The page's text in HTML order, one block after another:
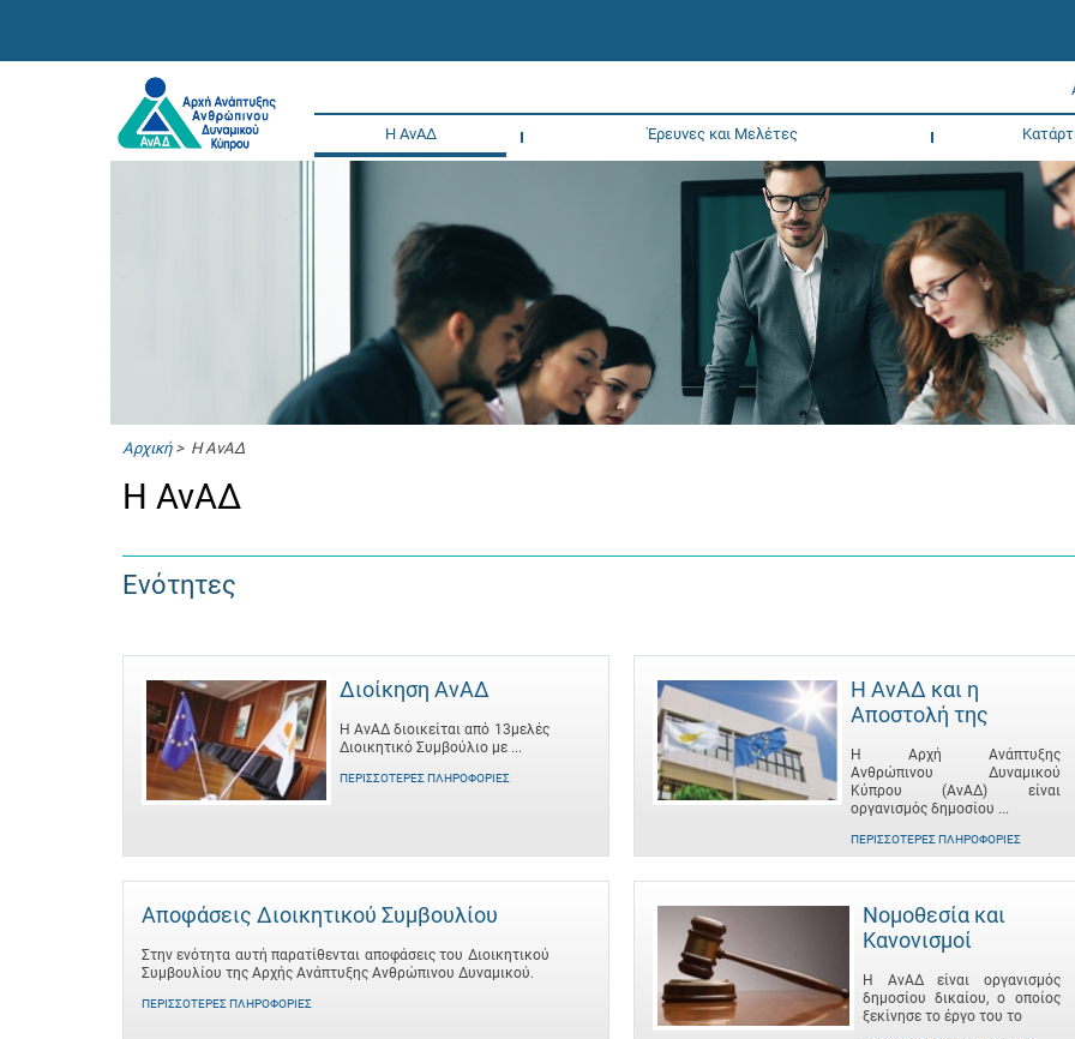
Η ΑνΑΔ Έρευνες και Μελέτες
Αρχική> Η ΑνΑΔ
Η ΑνΑΔ
Ενότητες
Διοίκηση ΑνΑΔ
Η ΑνΑΔ διοικείται από 13μελές
Διοικητικό Συμβούλιο με ...
ΠΕΡΙΣΣΌΤΕΡΕΣ ΠΛΗΡΟΦΟΡΊΕΣ
Η ΑνΑΔ και η
Αποστολή της
Η Αρχή Ανάπτυξης
Ανθρώπινου Δυναμικού
Κύπρου (ΑνΑΔ) είναι
οργανισμός δημοσίου ...
ΠΕΡΙΣΣΌΤΕΡΕΣ ΠΛΗΡΟΦΟΡΊΕΣ
Αποφάσεις Διοικητικού Συμβουλίου
Στην ενότητα αυτή παρατίθενται αποφάσεις του Διοικητικού
Συμβουλίου της Αρχής Ανάπτυξης Ανθρώπινου Δυναμικού.
ΠΕΡΙΣΣΌΤΕΡΕΣ ΠΛΗΡΟΦΟΡΊΕΣ
Νομοθεσία και
Κανονισμοί
Η ΑνΑΔ είναι οργανισμός
δημοσίου δικαίου, ο οποίος
ξεκίνησε το έργο του το